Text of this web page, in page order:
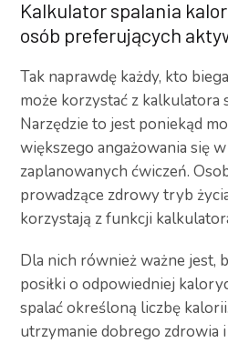
Kalkulator spalania
osób preferujących
Tak naprawdę każdy, kto
może korzystać z kalkulatora
Narzędzie to jest poniekąd
większego angażowania się
zaplanowanych ćwiczeń.
prowadzące zdrowy tryb
korzystają z funkcji
Dla nich również ważne jest,
posiłki o odpowiedniej
spalać określoną liczbę
utrzymanie dobrego zdrowia